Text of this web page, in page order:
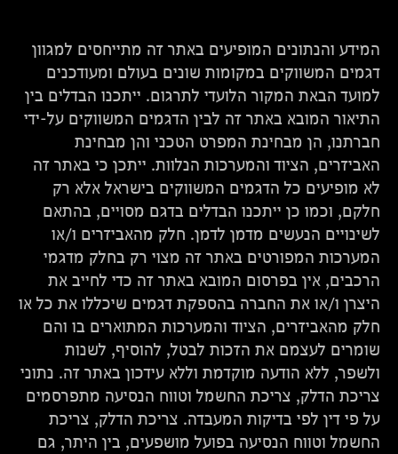
המידע והנתונים המופיעים באתר זה מתייחסים למגוון
דגמים המשווקים במקומות שונים בעולם ומעודכנים
למועד הבאת המקור הלועדי לתרגום. ייתכנו הבדלים בין
התיאור המובא באתר זה לבין הדגמים המשווקים על-ידי
חברתנו, הן מבחינת המפרט הטכני והן מבחינת
האביזרים, הציוד והמערכות הנלוות. ייתכן כי באתר זה
לא מופיעים כל הדגמים המשווקים בישראל אלא רק
חלקם, וכמו כן ייתכנו הבדלים בדגם מסויים, בהתאם
לשינויים הנעשים מדמן לדמן. חלק מהאביזרים ו/או
המערכות המפורטים באתר זה מצוי רק בחלק מדגמי
הרכבים, אין בפרסום המובא באתר זה כדי לחייב את
היצרן ו/או את החברה בהספקת דגמים שיכללו את כל או
חלק מהאביזרים, הציוד והמערכות המתוארים בו והם
שומרים לעצמם את הזכות לבטל, להוסיף, לשנות
ולשפר, ללא הודעה מוקדמת וללא עידכון באתר זה. נתוני
צריכת הדלק, צריכת החשמל וטווח הנסיעה מתפרסמים
על פי דין לפי בדיקות המעבדה. צריכת הדלק, צריכת
החשמל וטווח הנסיעה בפועל מושפעים, בין היתר, גם